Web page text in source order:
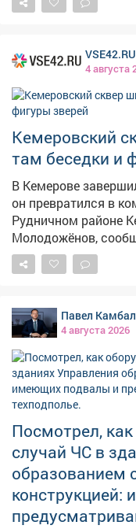
VSE42.RU
4 августа
Кемеровский
там беседки и
В Кемерове
он превратился в
Рудничном районе
Молодожёнов,
горадминистрация. – Последним штрихом стали
современные
сказали в мэрии.
Павел
4 августа 2026
Посмотрел,
случай ЧС в
образованием